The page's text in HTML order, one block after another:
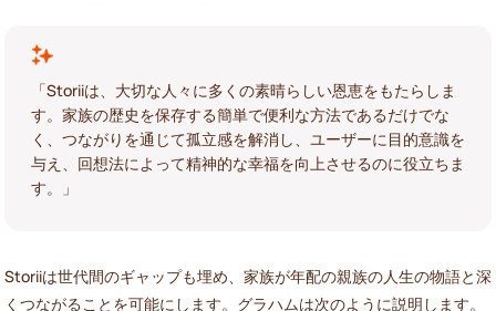
「Storiiは、大切な人々に多くの素晴らしい恩恵をもたらしま
す。家族の歴史を保存する簡単で便利な方法であるだけでな
く、つながりを通じて孤立感を解消し、ユーザーに目的意識を
与え、回想法によって精神的な幸福を向上させるのに役立ちま
す。」
Storiiは世代間のギャップも埋め、家族が年配の親族の人生の物語と深
くつながることを可能にします。グラハムは次のように説明します。